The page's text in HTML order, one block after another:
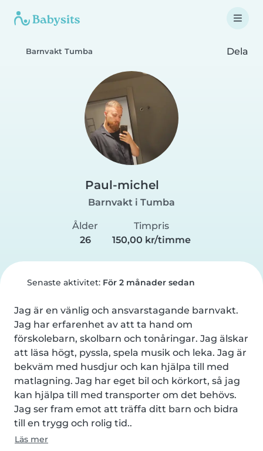
Barnvakt Tumba Dela
Paul-michel
Barnvakt i Tumba
Ålder
26
Timpris
150,00 kr/timme
Senaste aktivitet: För 2 månader sedan
Jag är en vänlig och ansvarstagande barnvakt.
Jag har erfarenhet av att ta hand om
förskolebarn, skolbarn och tonåringar. Jag älskar
att läsa högt, pyssla, spela musik och leka. Jag är
bekväm med husdjur och kan hjälpa till med
matlagning. Jag har eget bil och körkort, så jag
kan hjälpa till med transporter om det behövs.
Jag ser fram emot att träffa ditt barn och bidra
till en trygg och rolig tid..
Läs mer